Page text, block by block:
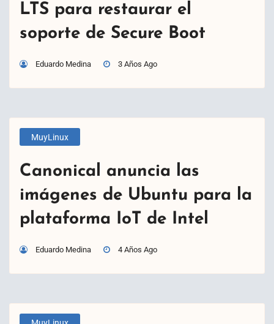
LTS para restaurar el
soporte de Secure Boot
Eduardo Medina 3 Años Ago
MuyLinux
Canonical anuncia las
imágenes de Ubuntu para la
plataforma IoT de Intel
Eduardo Medina 4 Años Ago